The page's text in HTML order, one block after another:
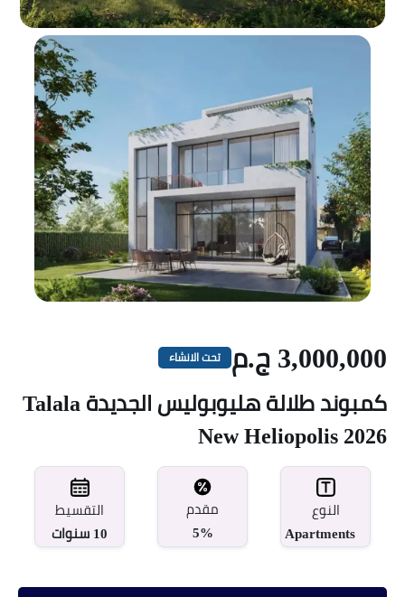
3,000,000 ج.م تحت الانشاء
كمبوند طلالة هليوبوليس الجديدة Talala
New Heliopolis 2026
النوع
Apartments
مقدم
5%
التقسيط
10 سنوات